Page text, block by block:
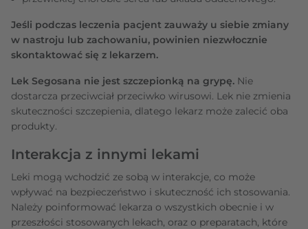
Jeśli podczas leczenia pacjent zauważy u siebie zmiany
w nastroju lub zachowaniu, powinien niezwłocznie
skontaktować się z lekarzem.
Lek Segosana nie jest szczepionką na grypę. Nie
dostarcza przeciwciał przeciwko wirusowi. Lek nie zmienia
skuteczności szczepienia, dlatego lekarz może zalecić oba
produkty.
Interakcja z innymi lekami
Leki mogą wchodzić ze sobą w interakcje, co może
wpływać na bezpieczeństwo i skuteczność ich stosowania.
Należy poinformować lekarza o wszystkich obecnie i w
przeszłości stosowanych lekach, oraz o preparatach, które